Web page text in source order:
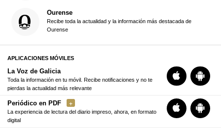
Ourense
Recibe toda la actualidad y la información más destacada de
Ourense
APLICACIONES MÓVILES
La Voz de Galicia
Toda la información en tu móvil. Recibe notificaciones y no te
pierdas la actualidad más relevante
Periódico en PDF
La experiencia de lectura del diario impreso, ahora, en formato
digital